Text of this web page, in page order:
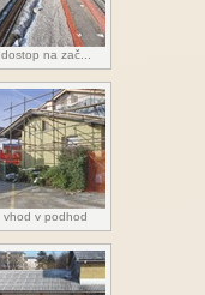
dostop na zač...
vhod v podhod